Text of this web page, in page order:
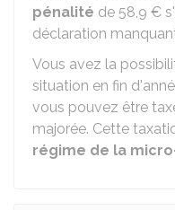
pénalité de 58,9 €
déclaration
Vous avez la
situation en fin
vous pouvez être
majorée. Cette
régime de la